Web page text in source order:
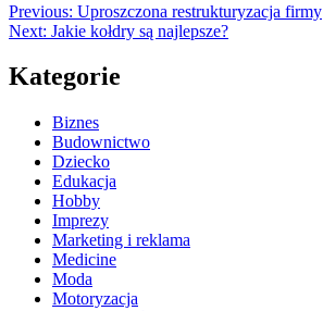
Previous: Uproszczona restrukturyzacja firmy
Next: Jakie kołdry są najlepsze?
Kategorie
Biznes
Budownictwo
Dziecko
Edukacja
Hobby
Imprezy
Marketing i reklama
Medicine
Moda
Motoryzacja